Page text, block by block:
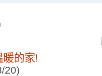
暖的家!
20)